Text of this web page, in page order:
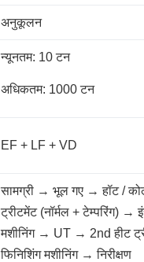
अनुकूलन
न्यूनतम: 10 टन
अधिकतम: 1000 टन
EF + LF + VD
सामग्री → भूल गए → हॉट /
ट्रीटमेंट (नॉर्मल + टेम्परिंग)
मशीनिंग → UT → 2nd हीट
फिनिशिंग मशीनिंग → निरीक्षण